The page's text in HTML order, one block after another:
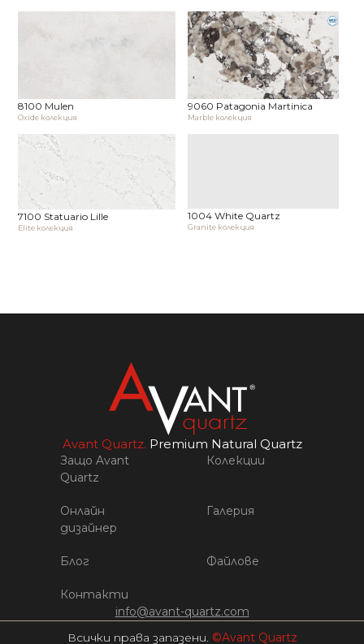
8100 Mulen
Oxide колекция
9060 Patagonia Martinica
Marble колекция
7100 Statuario Lille
Elite колекция
1004 White Quartz
Granite колекция
Avant Quartz. Premium Natural Quartz
Защо Avant
Quartz
Колекции
Онлайн
дизайнер
Галерия
Блог Файлове
Контакти
info@avant-quartz.com
Всички права запазени. ©Avant Quartz